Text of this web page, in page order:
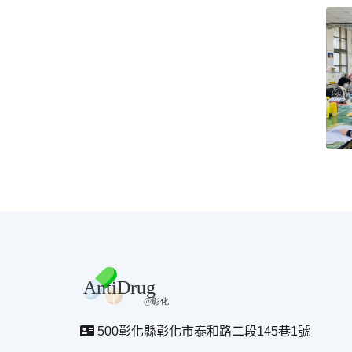
500彰化縣彰化市泰和路二段145巷1號